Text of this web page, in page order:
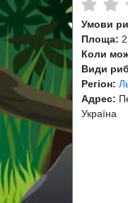
Умови
Площа:
Коли
Види
Регіон:
Адрес:
Україна